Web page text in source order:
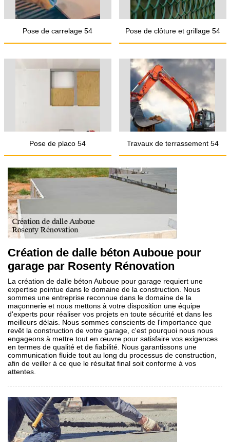
Pose de carrelage 54 Pose de clôture et grillage 54
Pose de placo 54 Travaux de terrassement 54
Création de dalle béton Auboue pour
garage par Rosenty Rénovation
La création de dalle béton Auboue pour garage requiert une
expertise pointue dans le domaine de la construction. Nous
sommes une entreprise reconnue dans le domaine de la
maçonnerie et nous mettons à votre disposition une équipe
d'experts pour réaliser vos projets en toute sécurité et dans les
meilleurs délais. Nous sommes conscients de l'importance que
revêt la construction de votre garage, c'est pourquoi nous nous
engageons à mettre tout en œuvre pour satisfaire vos exigences
en termes de qualité et de fiabilité. Nous garantissons une
communication fluide tout au long du processus de construction,
afin de veiller à ce que le résultat final soit conforme à vos
attentes.